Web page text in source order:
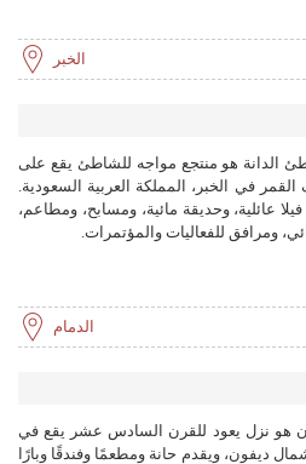
الخبر
الدانة هو منتجع مواجه للشاطئ يقع على
في الخبر، المملكة العربية السعودية.
يقدم ١٤٢ فيلا عائلية، وحديقة مائية، ومسابح، ومطاعم،
ومرافق للفعاليات والمؤتمرات.
الدمام
إن هو نزل يعود للقرن السادس عشر يقع في
شمال ديفون، ويقدم حانة ومطعمًا وفندقًا وبارًا